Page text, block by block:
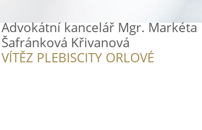
Advokátní kancelář Mgr. Markéta
Šafránková Křivanová
VÍTĚZ PLEBISCITY ORLOVÉ